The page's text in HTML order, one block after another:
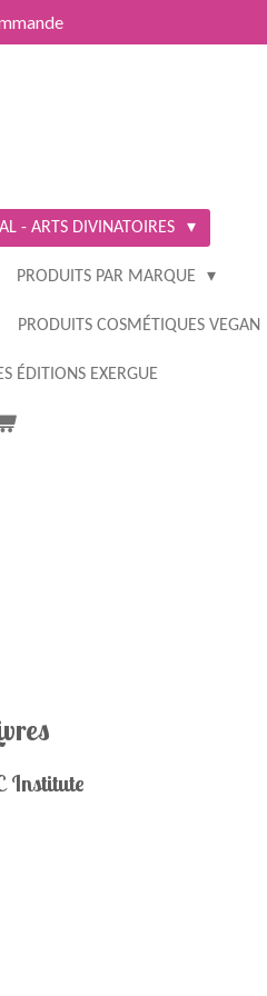
- ARTS DIVINATOIRES
PRODUITS PAR MARQUE
PRODUITS COSMÉTIQUES VEGAN
ÉDITIONS EXERGUE
Institute